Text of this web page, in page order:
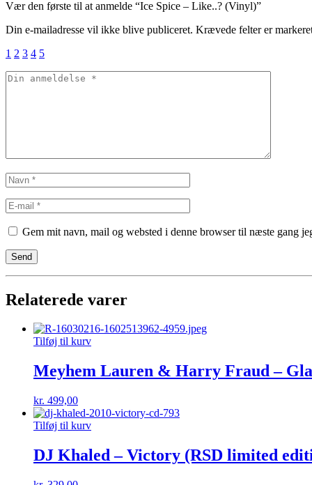
Vær den første til at anmelde “Ice Spice – Like..? (Vinyl)”
Din e-mailadresse vil ikke blive publiceret. Krævede felter er
1 2 3 4 5
Gem mit navn, mail og websted i denne browser til næste gang
Relaterede varer
Tilføj til kurv
Meyhem Lauren & Harry Fraud –
kr. 499,00
Tilføj til kurv
DJ Khaled – Victory (RSD limited